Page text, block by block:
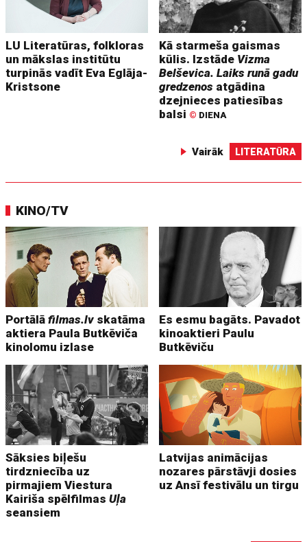
LU Literatūras, folkloras
un mākslas institūtu
turpinās vadīt Eva Eglāja-
Kristsone
Kā starmeša gaismas
kūlis. Izstāde Vizma
Belševica. Laiks runā gadu
gredzenos atgādina
dzejnieces patiesības
balsi © DIENA
Vairāk LITERATŪRA
KINO/TV
Portālāfilmas.lv skatāma
aktiera Paula Butkēviča
kinolomu izlase
Es esmu bagāts. Pavadot
kinoaktieri Paulu
Butkēviču
Sāksies biļešu
tirdzniecība uz
pirmajiem Viestura
Kairiša spēlfilmasUļa
seansiem
Latvijas animācijas
nozares pārstāvji dosies
uz Ansī festivālu un tirgu